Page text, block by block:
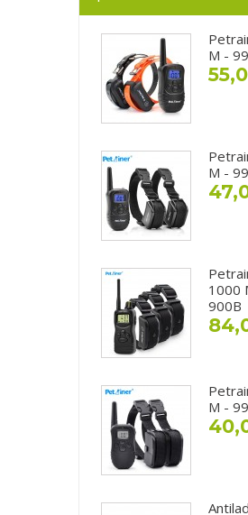
M -
M -
1000
900B
M -